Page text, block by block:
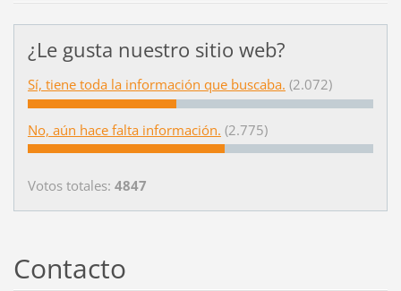
¿Le gusta nuestro sitio web?
Sí, tiene toda la información que buscaba. (2.072)
No, aún hace falta información. (2.775)
Votos totales: 4847
Contacto